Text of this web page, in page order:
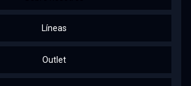
Líneas
Outlet